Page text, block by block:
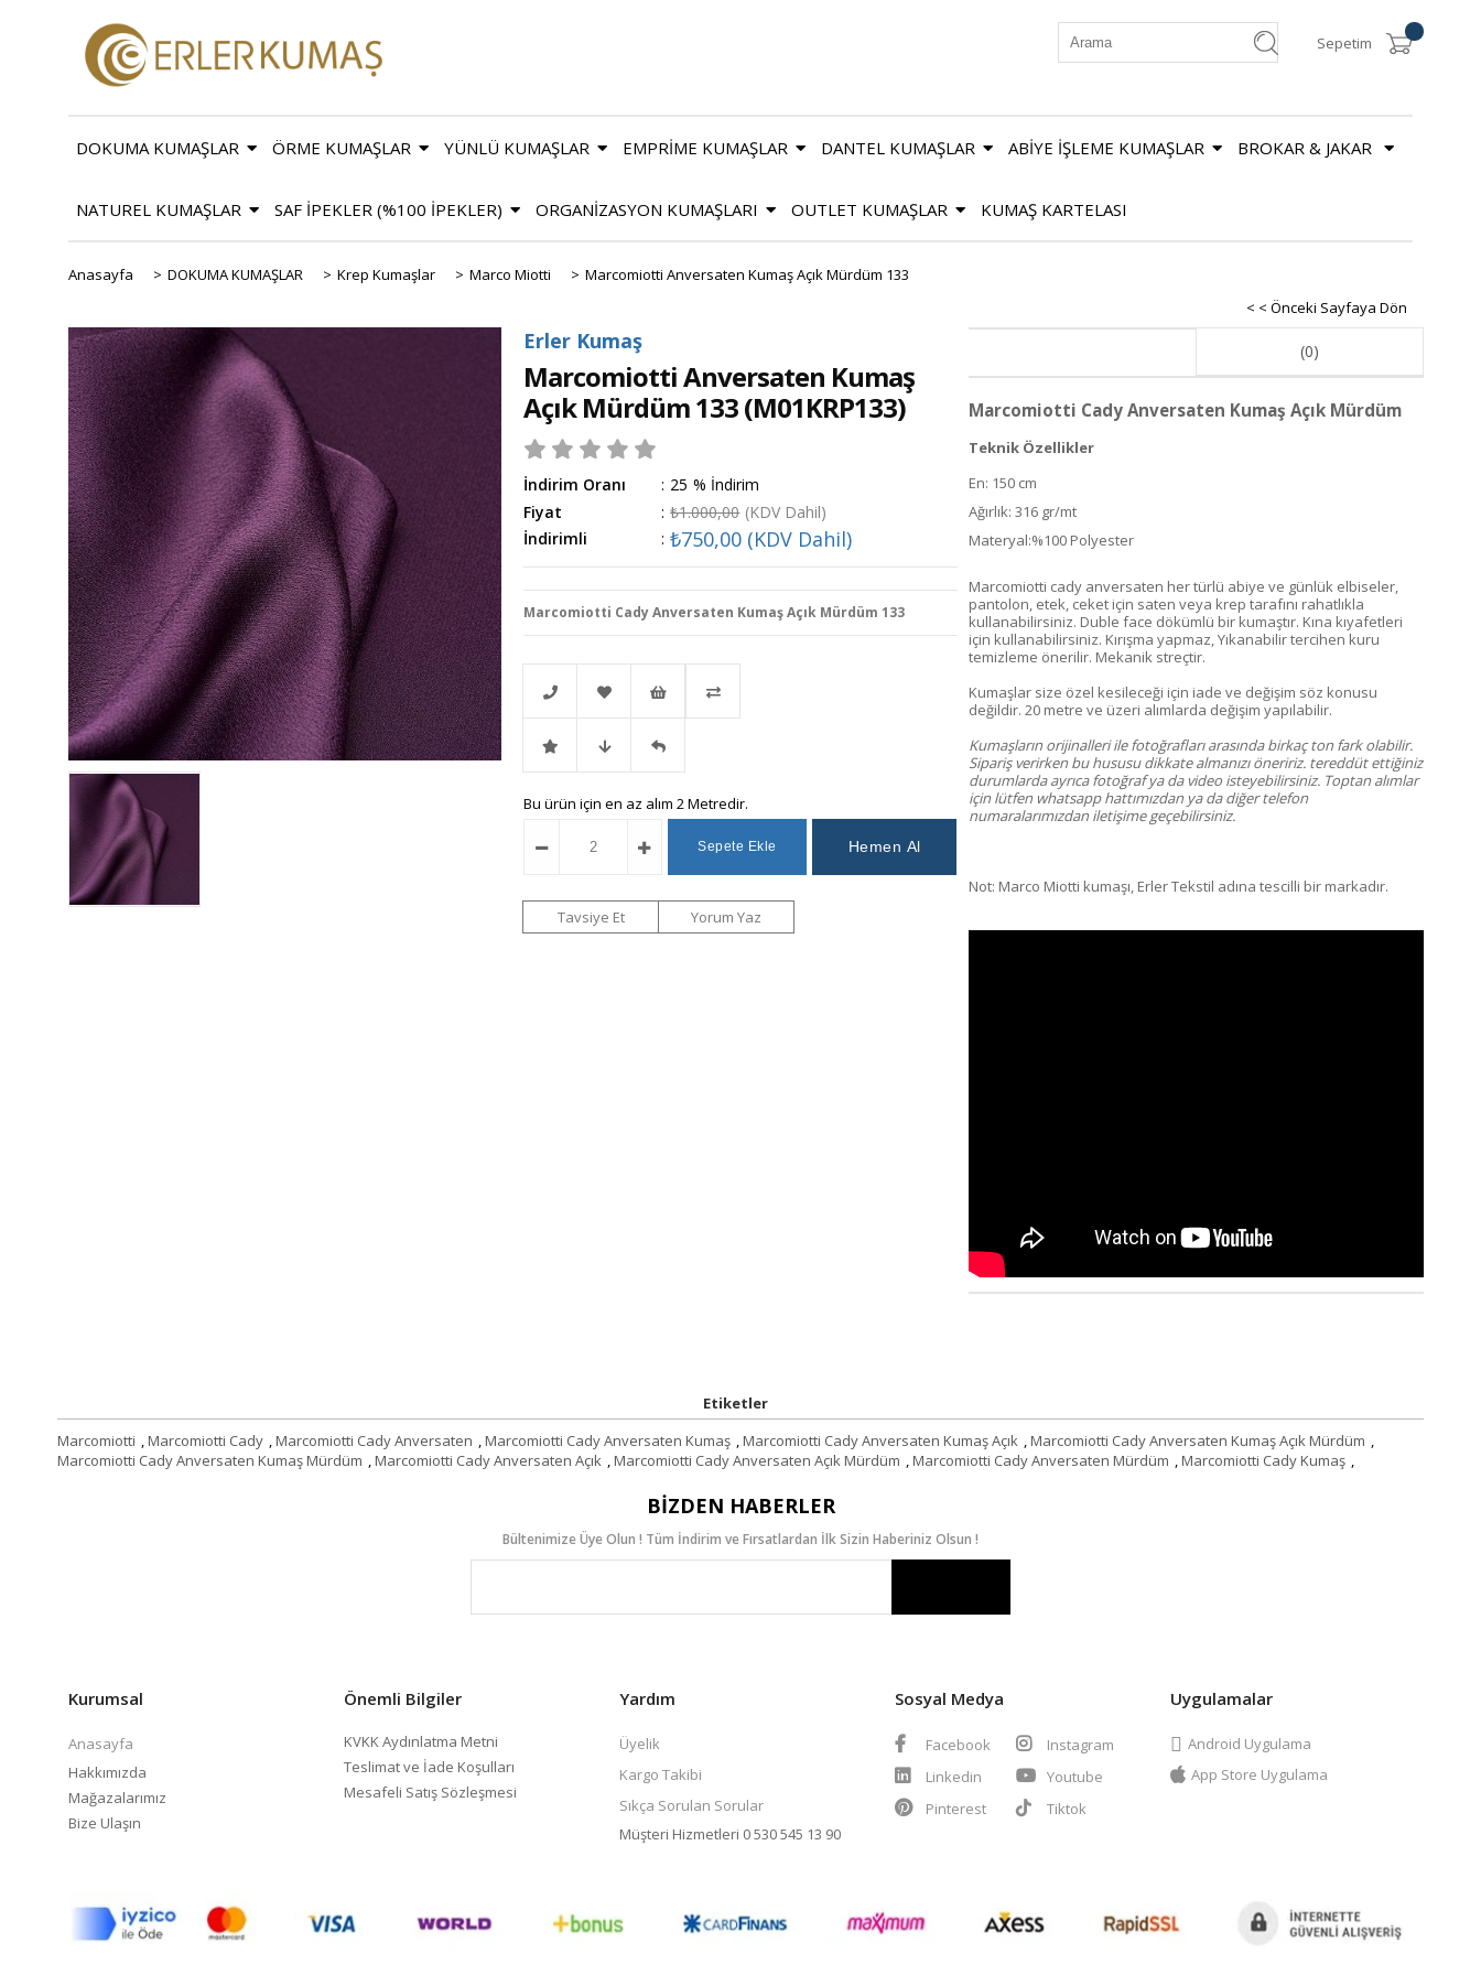
Sepetim
DOKUMA KUMAŞLAR ÖRME KUMAŞLAR YÜNLÜ KUMAŞLAR EMPRİME KUMAŞLAR DANTEL KUMAŞLAR ABİYE İŞLEME KUMAŞLAR BROKAR & JAKAR
NATUREL KUMAŞLAR SAF İPEKLER (%100 İPEKLER) ORGANİZASYON KUMAŞLARI OUTLET KUMAŞLAR KUMAŞ KARTELASI
Anasayfa > DOKUMA KUMAŞLAR > Krep Kumaşlar > Marco Miotti > Marcomiotti Anversaten Kumaş Açık Mürdüm 133
< < Önceki Sayfaya Dön
Erler Kumaş
Marcomiotti Anversaten Kumaş
Açık Mürdüm 133(M01KRP133)
İndirim Oranı : %
25
İndirim
Fiyat
: ₺1.000,00 (KDV Dahil)
İndirimli
: ₺750,00 (KDV Dahil)
Marcomiotti Cady Anversaten Kumaş Açık Mürdüm 133
Telefonla
Sipariş
Favorilere
Ekle
İstek
Listeme
Ekle
İndirimli Fiyat
Düşünce
Haber
Gelince
Haber
Bu ürün için en az alım 2 Metredir.
Tavsiye Et Yorum Yaz
(0)
Marcomiotti Cady Anversaten Kumaş Açık Mürdüm
Teknik Özellikler
En: 150 cm
Ağırlık: 316 gr/mt
Materyal:%100 Polyester
Marcomiotti cady anversaten her türlü abiye ve günlük elbiseler,
pantolon, etek, ceket için saten veya krep tarafını rahatlıkla
kullanabilirsiniz. Duble face dökümlü bir kumaştır. Kına kıyafetleri
için kullanabilirsiniz. Kırışma yapmaz, Yıkanabilir tercihen kuru
temizleme önerilir. Mekanik streçtir.
Kumaşlar size özel kesileceği için iade ve değişim söz konusu
değildir. 20 metre ve üzeri alımlarda değişim yapılabilir.
Kumaşların orijinalleri ile fotoğrafları arasında birkaç ton fark olabilir.
Sipariş verirken bu hususu dikkate almanızı öneririz. tereddüt ettiğiniz
durumlarda ayrıca fotoğraf ya da video isteyebilirsiniz. Toptan alımlar
için lütfen whatsapp hattımızdan ya da diğer telefon
numaralarımızdan iletişime geçebilirsiniz.
Not: Marco Miotti kumaşı, Erler Tekstil adına tescilli bir markadır.
Etiketler
Marcomiotti ,Marcomiotti Cady ,Marcomiotti Cady Anversaten ,Marcomiotti Cady Anversaten Kumaş ,Marcomiotti Cady Anversaten Kumaş Açık ,Marcomiotti Cady Anversaten Kumaş Açık Mürdüm ,
Marcomiotti Cady Anversaten Kumaş Mürdüm ,Marcomiotti Cady Anversaten Açık ,Marcomiotti Cady Anversaten Açık Mürdüm ,Marcomiotti Cady Anversaten Mürdüm ,Marcomiotti Cady Kumaş ,
BIZDEN HABERLER
Bültenimize Üye Olun ! Tüm İndirim ve Fırsatlardan İlk Sizin Haberiniz Olsun !
Kurumsal
Anasayfa
Hakkımızda
Mağazalarımız
Bize Ulaşın
Önemli Bilgiler
KVKK Aydınlatma Metni
Teslimat ve İade Koşulları
Mesafeli Satış Sözleşmesi
Yardım
Üyelik
Kargo Takibi
Sıkça Sorulan Sorular
Müşteri Hizmetleri 0 530 545 13 90
Sosyal Medya
Facebook
Instagram
Linkedin
Youtube
Pinterest
Tiktok
Uygulamalar
Android Uygulama
App Store Uygulama